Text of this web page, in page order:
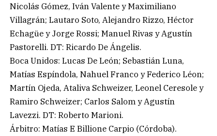
Nicolás Gómez, Iván Valente y Maximiliano
Villagrán; Lautaro Soto, Alejandro Rizzo, Héctor
Echagüe y Jorge Rossi; Manuel Rivas y Agustín
Pastorelli. DT: Ricardo De Ángelis.
Boca Unidos: Lucas De León; Sebastián Luna,
Matías Espíndola, Nahuel Franco y Federico Léon;
Martín Ojeda, Ataliva Schweizer, Leonel Ceresole y
Ramiro Schweizer; Carlos Salom y Agustín
Lavezzi. DT: Roberto Marioni.
Árbitro: Matías E Billione Carpio (Córdoba).